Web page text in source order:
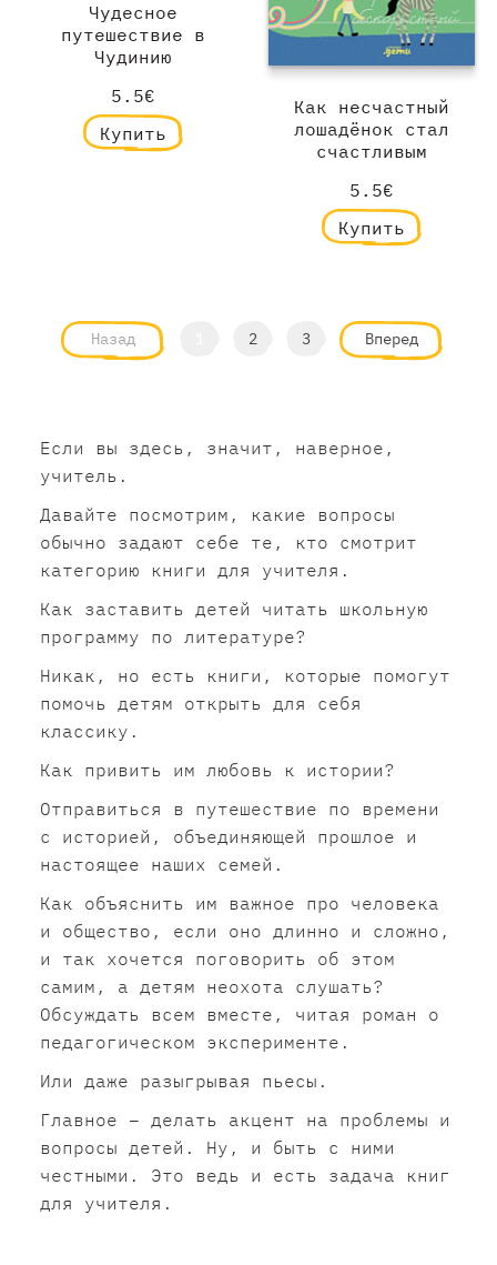
Чудесное
путешествие в
Чудинию
5.5€
Купить
Как несчастный
лошадёнок стал
счастливым
5.5€
Купить
Назад 2 3 Вперед
Если вы здесь, значит, наверное,
учитель.
Давайте посмотрим, какие вопросы
обычно задают себе те, кто смотрит
категорию книги для учителя.
Как заставить детей читать школьную
программу по литературе?
Никак, но есть книги, которые помогут
помочь детям открыть для себя
классику.
Как привить им любовь к истории?
Отправиться в путешествие по времени
с историей, объединяющей прошлое и
настоящее наших семей.
Как объяснить им важное про человека
и общество, если оно длинно и сложно,
и так хочется поговорить об этом
самим, а детям неохота слушать?
Обсуждать всем вместе, читая роман о
педагогическом эксперименте.
Или даже разыгрывая пьесы.
Главное – делать акцент на проблемы и
вопросы детей. Ну, и быть с ними
честными. Это ведь и есть задача книг
для учителя.